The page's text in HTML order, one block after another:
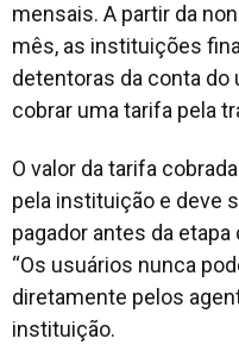
mensais. A partir da
mês, as instituições
detentoras da conta do
cobrar uma tarifa pela
O valor da tarifa
pela instituição e deve
pagador antes da
“Os usuários nunca
diretamente pelos
instituição.